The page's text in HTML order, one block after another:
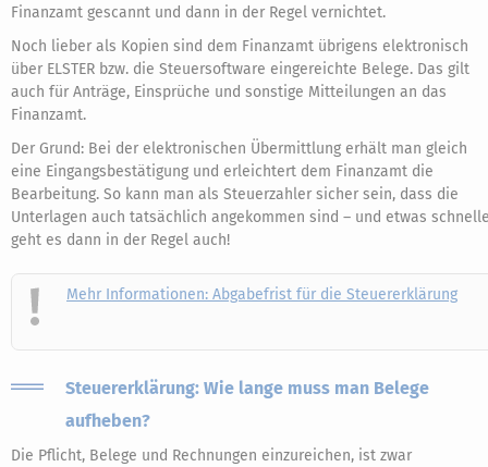
Finanzamt gescannt und dann in der Regel vernichtet.
Noch lieber als Kopien sind dem Finanzamt übrigens elektronisch
über ELSTER bzw. die Steuersoftware eingereichte Belege. Das gilt
auch für Anträge, Einsprüche und sonstige Mitteilungen an das
Finanzamt.
Der Grund: Bei der elektronischen Übermittlung erhält man gleich
eine Eingangsbestätigung und erleichtert dem Finanzamt die
Bearbeitung. So kann man als Steuerzahler sicher sein, dass die
Unterlagen auch tatsächlich angekommen sind – und etwas
geht es dann in der Regel auch!
Mehr Informationen: Abgabefrist für die Steuererklärung
Steuererklärung: Wie lange muss man Belege
aufheben?
Die Pflicht, Belege und Rechnungen einzureichen, ist zwar